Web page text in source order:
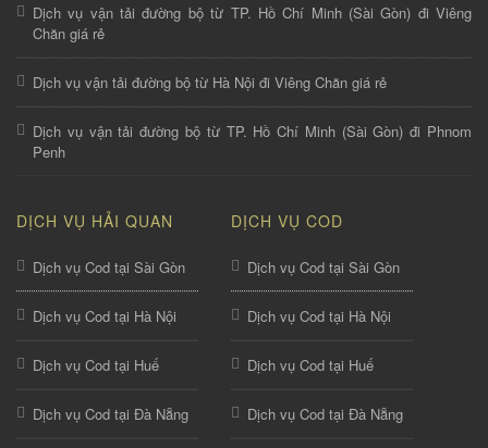
Dịch vụ vận tải đường bộ từ TP. Hồ Chí Minh (Sài Gòn) đi Viêng
Chăn giá rẻ
Dịch vụ vận tải đường bộ từ Hà Nội đi Viêng Chăn giá rẻ
Dịch vụ vận tải đường bộ từ TP. Hồ Chí Minh (Sài Gòn) đi Phnom
Penh
DỊCH VỤ HẢI QUAN
Dịch vụ Cod tại Sài Gòn
Dịch vụ Cod tại Hà Nội
Dịch vụ Cod tại Huế
Dịch vụ Cod tại Đà Nẵng
DỊCH VỤ COD
Dịch vụ Cod tại Sài Gòn
Dịch vụ Cod tại Hà Nội
Dịch vụ Cod tại Huế
Dịch vụ Cod tại Đà Nẵng